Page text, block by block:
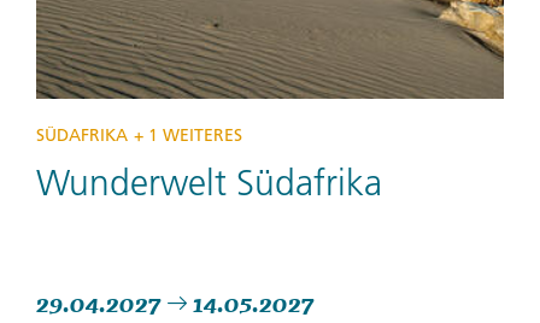
SÜDAFRIKA + 1 WEITERES
Wunderwelt Südafrika
29.04.2027 14.05.2027